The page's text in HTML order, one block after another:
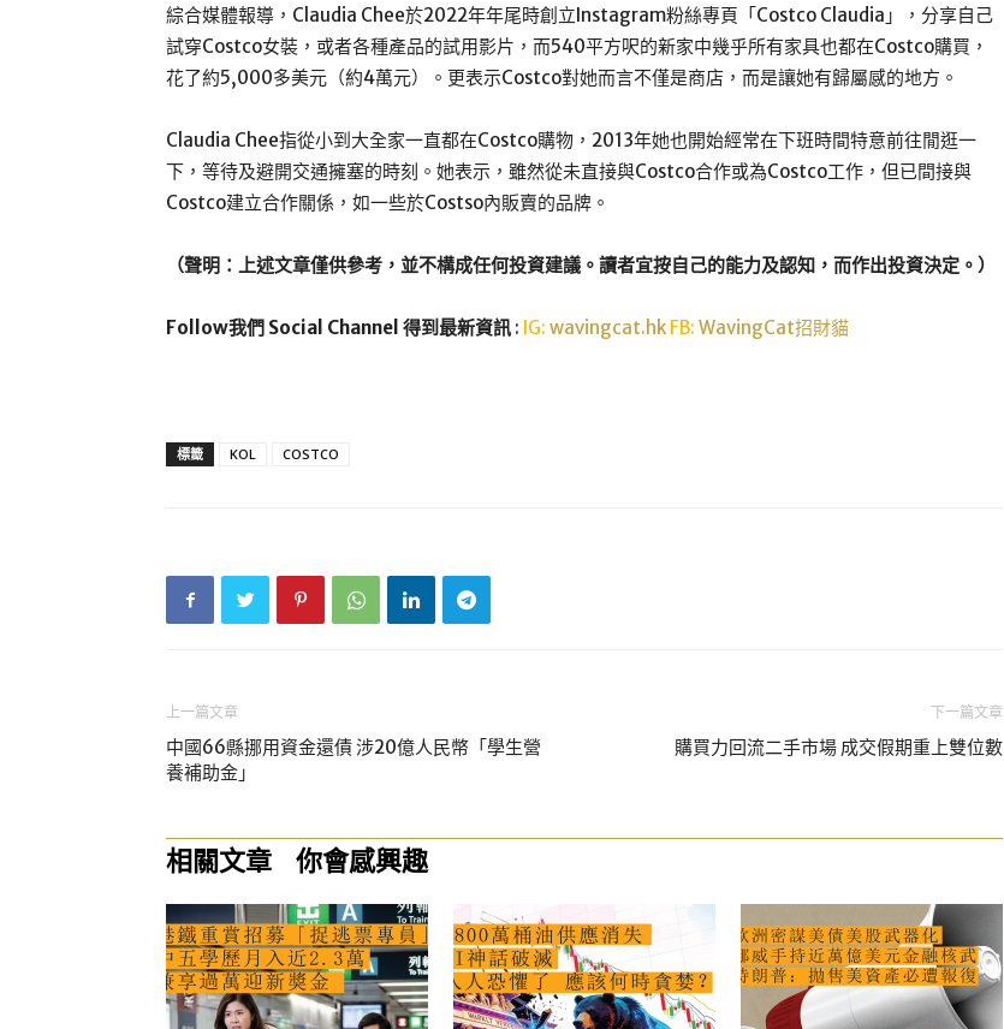
綜合媒體報導，Claudia Chee於2022年年尾時創立Instagram粉絲專頁「Costco Claudia」，分享自己
試穿Costco女裝，或者各種產品的試用影片，而540平方呎的新家中幾乎所有家具也都在Costco購買，
花了約5,000多美元（約4萬元）。更表示Costco對她而言不僅是商店，而是讓她有歸屬感的地方。
Claudia Chee指從小到大全家一直都在Costco購物，2013年她也開始經常在下班時間特意前往閒逛一
下，等待及避開交通擁塞的時刻。她表示，雖然從未直接與Costco合作或為Costco工作，但已間接與
Costco建立合作關係，如一些於Costso內販賣的品牌。
（聲明：上述文章僅供參考，並不構成任何投資建議。讀者宜按自己的能力及認知，而作出投資決定。）
Follow我們 Social Channel 得到最新資訊 : IG: wavingcat.hkFB: WavingCat招財貓
標籤 KOL COSTCO
上一篇文章
中國66縣挪用資金還債 涉20億人民幣「學生營
養補助金」
下一篇文章
購買力回流二手市場 成交假期重上雙位數
相關文章 你會感興趣